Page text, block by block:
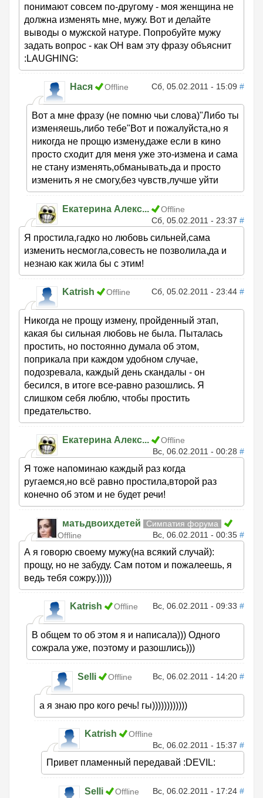
понимают совсем по-другому - моя женщина не
должна изменять мне, мужу. Вот и делайте
выводы о мужской натуре. Попробуйте мужу
задать вопрос - как ОН вам эту фразу объяснит
:LAUGHING:
Нася Offline Сб, 05.02.2011 - 15:09 #
Вот а мне фразу (не помню чьи слова)"Либо ты
изменяешь,либо тебе"Вот и пожалуйста,но я
никогда не прощю измену,даже если в кино
просто сходит для меня уже это-измена и сама
не стану изменять,обманывать,да и просто
изменить я не смогу,без чувств,лучше уйти
Екатерина Алекс...
Offline
Сб, 05.02.2011 - 23:37 #
Я простила,гадко но любовь сильней,сама
изменить несмогла,совесть не позволила,да и
незнаю как жила бы с этим!
Katrish Offline Сб, 05.02.2011 - 23:44 #
Никогда не прощу измену, пройденный этап,
какая бы сильная любовь не была. Пыталась
простить, но постоянно думала об этом,
поприкала при каждом удобном случае,
подозревала, каждый день скандалы - он
бесился, в итоге все-равно разошлись. Я
слишком себя люблю, чтобы простить
предательство.
Екатерина Алекс...
Offline
Вс, 06.02.2011 - 00:28 #
Я тоже напоминаю каждый раз когда
ругаемся,но всё равно простила,второй раз
конечно об этом и не будет речи!
матьдвоихдетей
Симпатия форума
Offline
Вс, 06.02.2011 - 00:35 #
А я говорю своему мужу(на всякий случай):
прощу, но не забуду. Сам потом и пожалеешь, я
ведь тебя сожру.)))))
Katrish Offline Вс, 06.02.2011 - 09:33 #
В общем то об этом я и написала))) Одного
сожрала уже, поэтому и разошлись)))
Selli Offline Вс, 06.02.2011 - 14:20 #
а я знаю про кого речь! гы))))))))))))
Katrish
Offline
Вс, 06.02.2011 - 15:37 #
Привет пламенный передавай :DEVIL:
Selli Offline Вс, 06.02.2011 - 17:24 #